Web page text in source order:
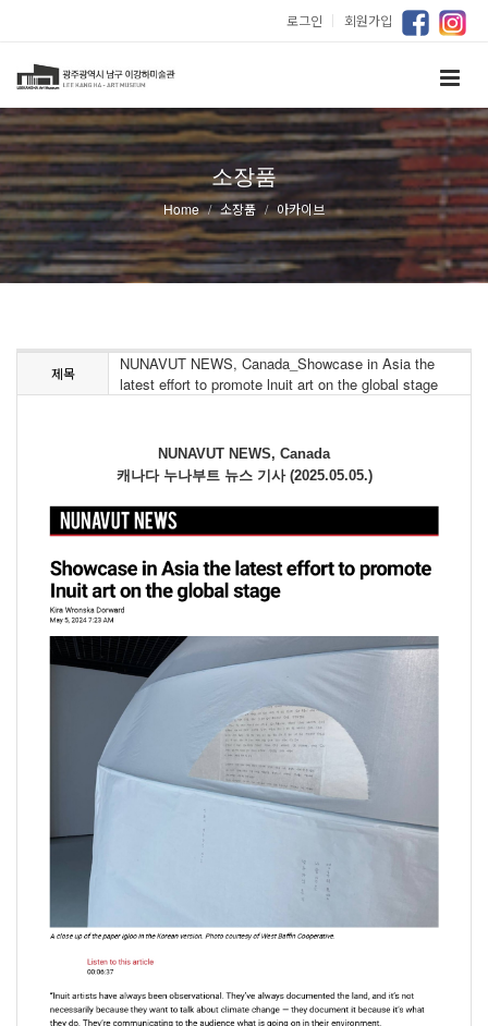
로그인 ｜ 회원가입
소장품
Home 소장품 아카이브
제목
NUNAVUT NEWS, Canada_Showcase in Asia the
latest effort to promote lnuit art on the global stage
NUNAVUT NEWS, Canada
캐나다 누나부트 뉴스 기사 (2025.05.05.)